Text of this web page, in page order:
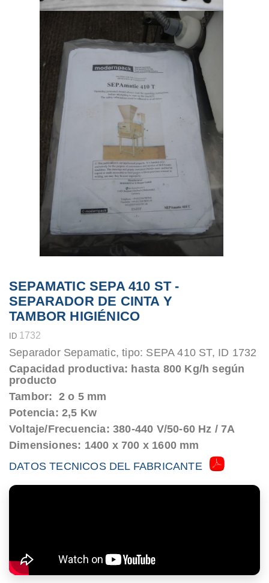
SEPAMATIC SEPA 410 ST -
SEPARADOR DE CINTA Y
TAMBOR HIGIÉNICO
ID 1732
Separador Sepamatic, tipo: SEPA 410 ST, ID 1732
Capacidad productiva: hasta 800 Kg/h según
producto
Tambor: 2 o 5 mm
Potencia: 2,5 Kw
Voltaje/Frecuencia: 380-440 V/50-60 Hz / 7A
Dimensiones: 1400 x 700 x 1600 mm
DATOS TECNICOS DEL FABRICANTE